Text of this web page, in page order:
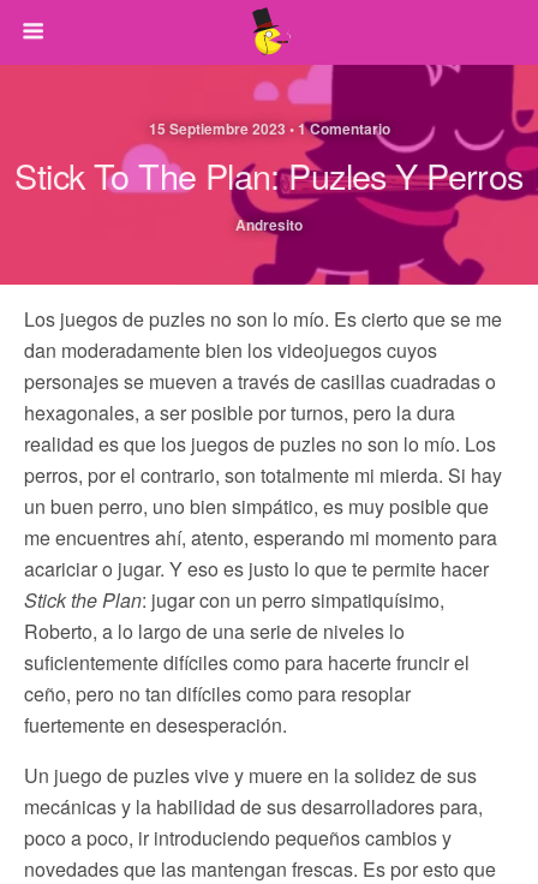
15 Septiembre 2023 • 1 Comentario
Stick To The Plan: Puzles Y Perros
Andresito
Los juegos de puzles no son lo mío. Es cierto que se me
dan moderadamente bien los videojuegos cuyos
personajes se mueven a través de casillas cuadradas o
hexagonales, a ser posible por turnos, pero la dura
realidad es que los juegos de puzles no son lo mío. Los
perros, por el contrario, son totalmente mi mierda. Si hay
un buen perro, uno bien simpático, es muy posible que
me encuentres ahí, atento, esperando mi momento para
acariciar o jugar. Y eso es justo lo que te permite hacer
Stick the Plan: jugar con un perro simpatiquísimo,
Roberto, a lo largo de una serie de niveles lo
suficientemente difíciles como para hacerte fruncir el
ceño, pero no tan difíciles como para resoplar
fuertemente en desesperación.
Un juego de puzles vive y muere en la solidez de sus
mecánicas y la habilidad de sus desarrolladores para,
poco a poco, ir introduciendo pequeños cambios y
novedades que las mantengan frescas. Es por esto que